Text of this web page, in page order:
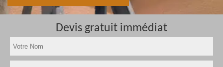
Devis gratuit immédiat